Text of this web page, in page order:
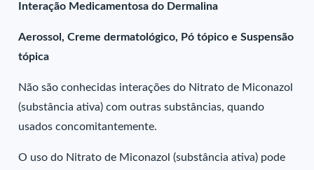
Interação Medicamentosa do Dermalina
Aerossol, Creme dermatológico, Pó tópico e Suspensão
tópica
Não são conhecidas interações do Nitrato de Miconazol
(substância ativa) com outras substâncias, quando
usados concomitantemente.
O uso do Nitrato de Miconazol (substância ativa) pode